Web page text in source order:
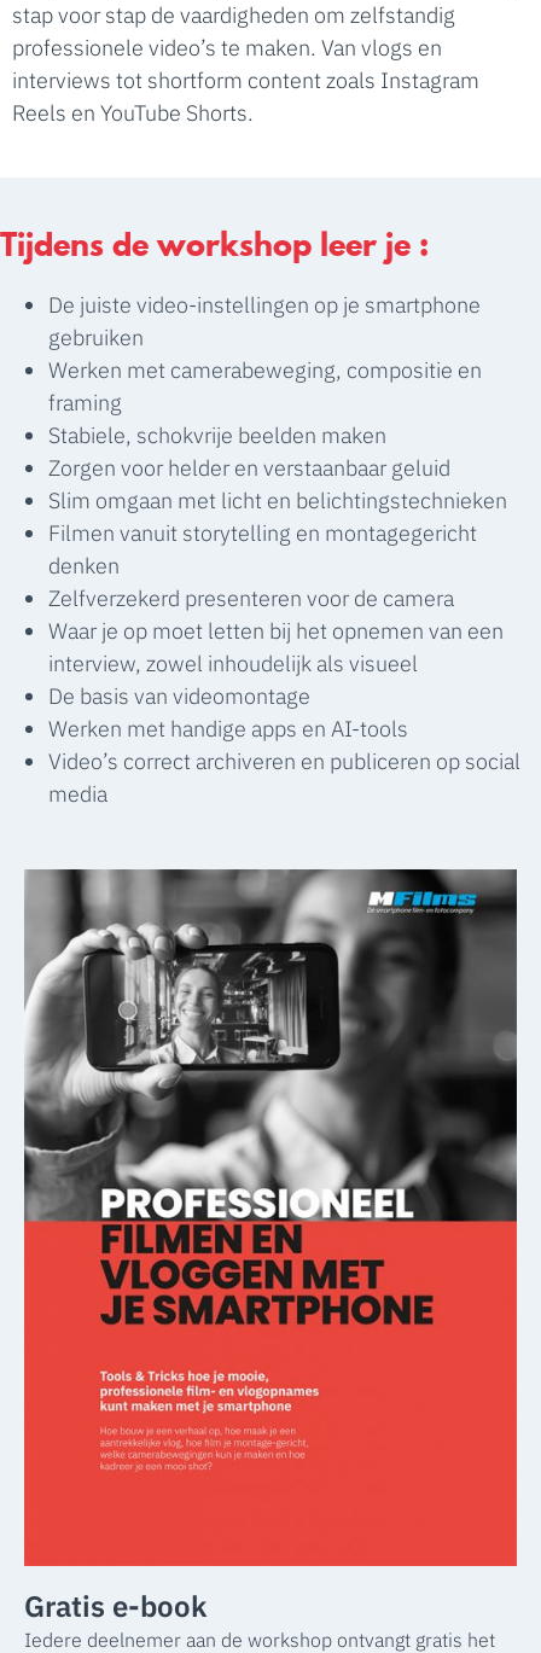
stap voor stap de vaardigheden om zelfstandig
professionele video’s te maken. Van vlogs en
interviews tot shortform content zoals Instagram
Reels en YouTube Shorts.
Tijdens de workshop leer je :
De juiste video-instellingen op je smartphone
gebruiken
Werken met camerabeweging, compositie en
framing
Stabiele, schokvrije beelden maken
Zorgen voor helder en verstaanbaar geluid
Slim omgaan met licht en belichtingstechnieken
Filmen vanuit storytelling en montagegericht
denken
Zelfverzekerd presenteren voor de camera
Waar je op moet letten bij het opnemen van een
interview, zowel inhoudelijk als visueel
De basis van videomontage
Werken met handige apps en AI-tools
Video’s correct archiveren en publiceren op social
media
Gratis e-book
Iedere deelnemer aan de workshop ontvangt gratis het